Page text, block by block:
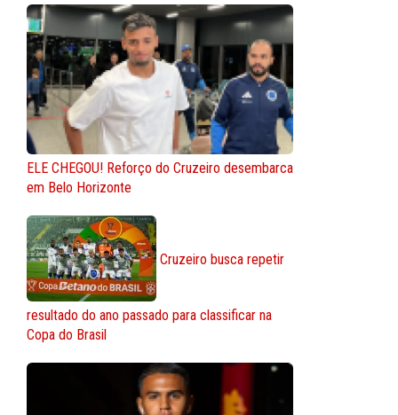
ELE CHEGOU! Reforço do Cruzeiro desembarca
em Belo Horizonte
Cruzeiro busca repetir
resultado do ano passado para classificar na
Copa do Brasil